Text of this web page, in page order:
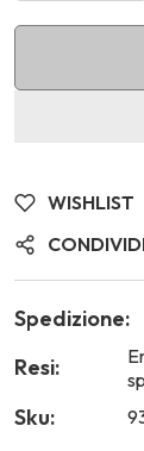
WISHLIST
Spedizione:
Resi:
Sku: